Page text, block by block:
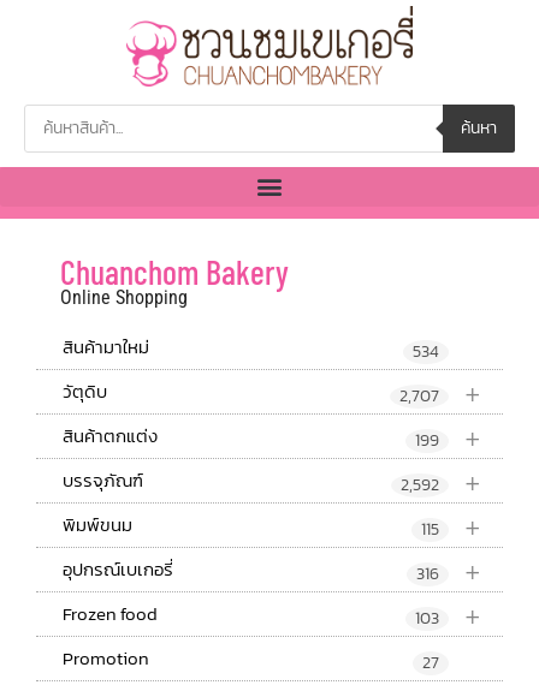
ค้นหา
Chuanchom Bakery
Online Shopping
สินค้ามาใหม่ 534
+
วัตุดิบ 2,707
+
สินค้าตกแต่ง 199
+
บรรจุภัณฑ์ 2,592
+
พิมพ์ขนม 115
+
อุปกรณ์เบเกอรี่ 316
+
Frozen food 103
Promotion 27